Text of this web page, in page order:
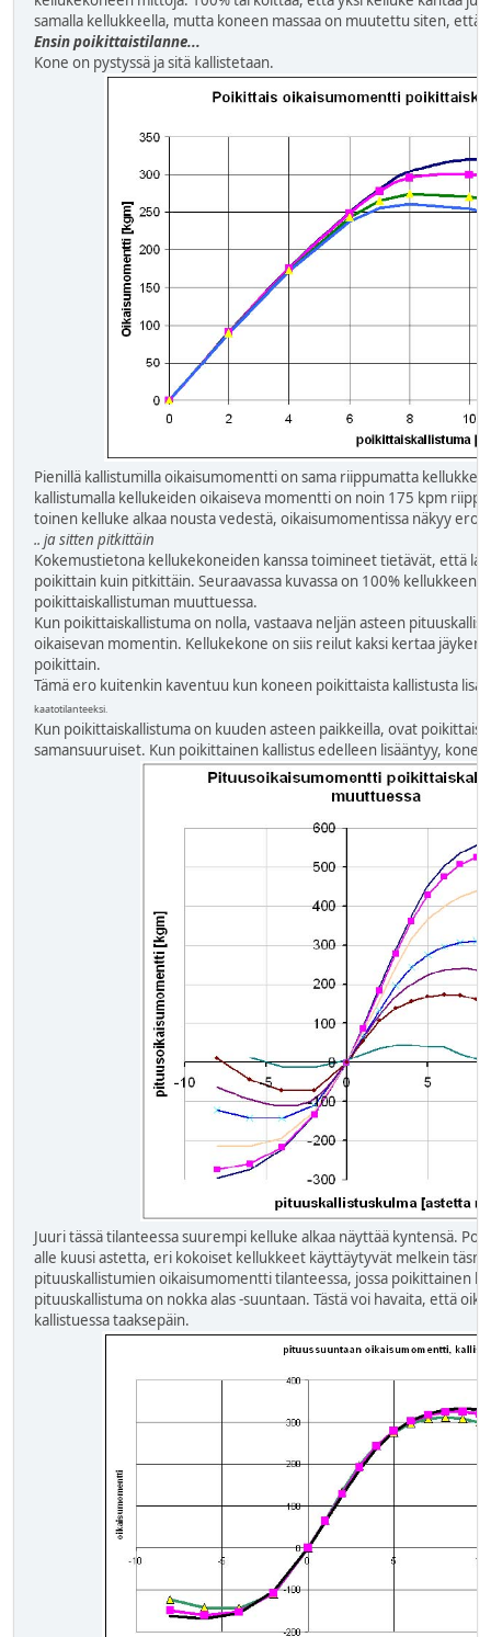
samalla kellukkeella, mutta koneen massaa on muutettu siten, että
Ensin poikittaistilanne...
Kone on pystyssä ja sitä kallistetaan.
Pienillä kallistumilla oikaisumomentti on sama riippumatta
kallistumalla kellukeiden oikaiseva momentti on noin 175 kpm
toinen kelluke alkaa nousta vedestä, oikaisumomentissa näkyy
.. ja sitten pitkittäin
Kokemustietona kellukekoneiden kanssa toimineet tietävät, että
poikittain kuin pitkittäin. Seuraavassa kuvassa on 100% kellukkeen
poikittaiskallistuman muuttuessa.
Kun poikittaiskallistuma on nolla, vastaava neljän asteen
oikaisevan momentin. Kellukekone on siis reilut kaksi kertaa
poikittain.
Tämä ero kuitenkin kaventuu kun koneen poikittaista kallistusta
kaatotilanteeksi.
Kun poikittaiskallistuma on kuuden asteen paikkeilla, ovat
samansuuruiset. Kun poikittainen kallistus edelleen lisääntyy, kone
Juuri tässä tilanteessa suurempi kelluke alkaa näyttää kyntensä.
alle kuusi astetta, eri kokoiset kellukkeet käyttäytyvät melkein
pituuskallistumien oikaisumomentti tilanteessa, jossa poikittainen
pituuskallistuma on nokka alas -suuntaan. Tästä voi havaita, että
kallistuessa taaksepäin.